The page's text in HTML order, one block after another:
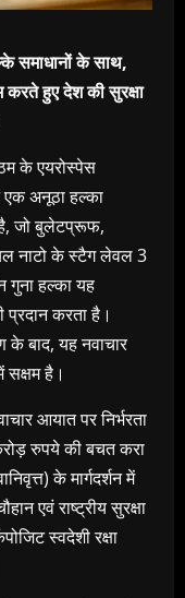
समाधानों के साथ,
करते हुए देश की सुरक्षा
के एयरोस्पेस
एक अनूठा हल्का
है, जो बुलेटप्रूफ,
नाटो के स्टैग लेवल 3
गुना हल्का यह
प्रदान करता है।
के बाद, यह नवाचार
सक्षम है।
आयात पर निर्भरता
रुपये की बचत करा
के मार्गदर्शन में
एवं राष्ट्रीय सुरक्षा
स्वदेशी रक्षा